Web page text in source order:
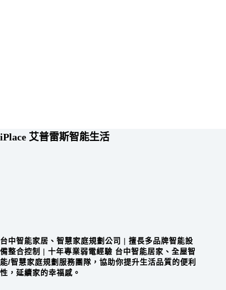
iPlace 艾普雷斯智能生活
台中智能家居、智慧家庭規劃公司 | 擅長多品牌智能設
備整合控制 | 十年專業弱電經驗 台中智能居家、全屋智
能/智慧家庭規劃服務團隊，協助你提升生活品質的便利
性，延續家的幸福感。